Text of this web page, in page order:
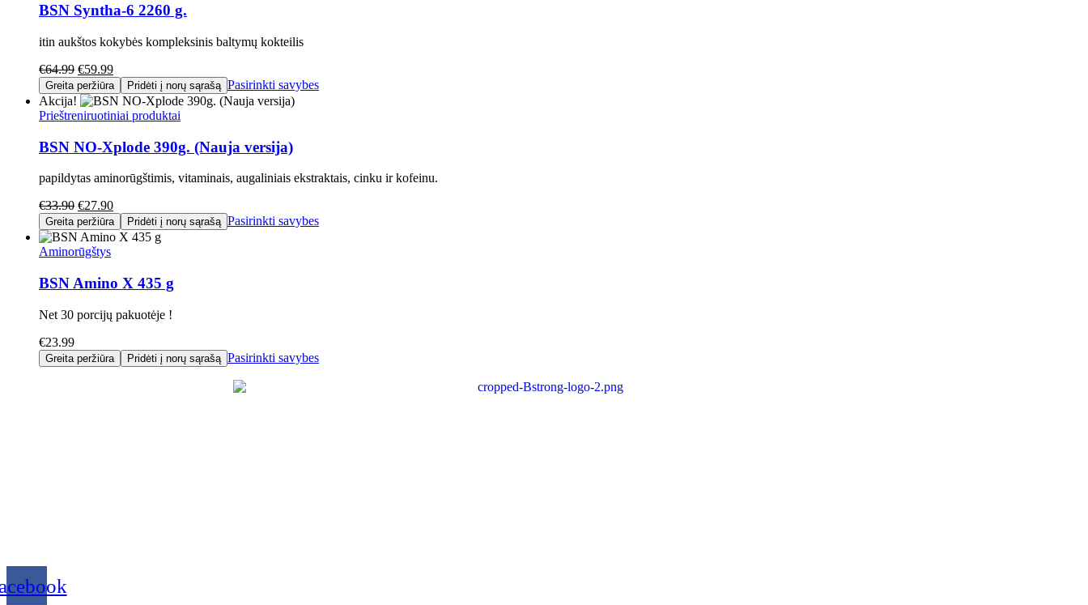
BSN Syntha-6 2260 g.
itin aukštos kokybės kompleksinis baltymų kokteilis
€64.99 €59.99
Greita peržiūra Pridėti į norų sąrašą Pasirinkti savybes
Akcija!
Prieštreniruotiniai produktai
BSN NO-Xplode 390g. (Nauja versija)
papildytas aminorūgštimis, vitaminais, augaliniais ekstraktais, cinku ir kofeinu.
€33.90 €27.90
Greita peržiūra Pridėti į norų sąrašą Pasirinkti savybes
Aminorūgštys
BSN Amino X 435 g
Net 30 porcijų pakuotėje !
€23.99
Greita peržiūra Pridėti į norų sąrašą Pasirinkti savybes